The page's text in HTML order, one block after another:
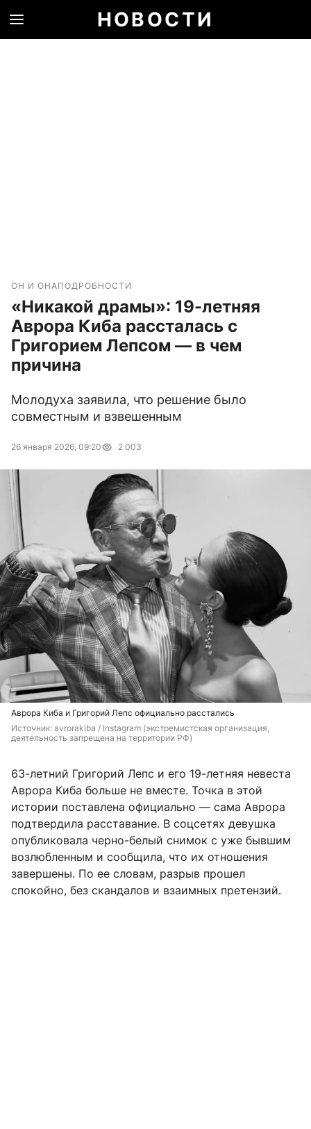
НОВОСТИ
ОН И ОНАПОДРОБНОСТИ
«Никакой драмы»: 19-летняя
Аврора Киба рассталась с
Григорием Лепсом — в чем
причина
Молодуха заявила, что решение было
совместным и взвешенным
26 января 2026, 09:20 2 003
Аврора Киба и Григорий Лепс официально расстались
Источник: avrorakiba / Instagram (экстремистская организация,
деятельность запрещена на территории РФ)
63-летний Григорий Лепс и его 19-летняя невеста
Аврора Киба больше не вместе. Точка в этой
истории поставлена официально — сама Аврора
подтвердила расставание. В соцсетях девушка
опубликовала черно-белый снимок с уже бывшим
возлюбленным и сообщила, что их отношения
завершены. По ее словам, разрыв прошел
спокойно, без скандалов и взаимных претензий.